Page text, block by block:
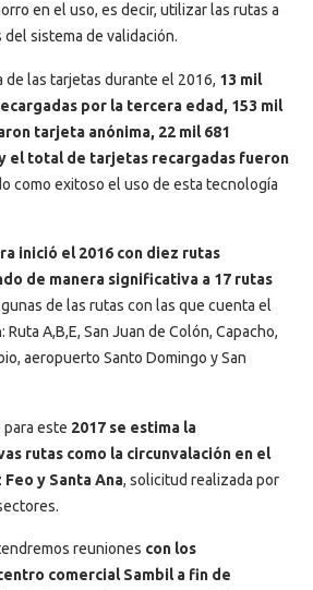
en el uso, es decir, utilizar las rutas a
sistema de validación.
de las tarjetas durante el 2016, 13 mil
por la tercera edad, 153 mil
tarjeta anónima, 22 mil 681
el total de tarjetas recargadas fueron
como exitoso el uso de esta tecnología
inició el 2016 con diez rutas
de manera significativa a 17 rutas
de las rutas con las que cuenta el
A,B,E, San Juan de Colón, Capacho,
aeropuerto Santo Domingo y San
este 2017 se estima la
rutas como la circunvalación en el
y Santa Ana, solicitud realizada por
reuniones con los
comercial Sambil a fin de